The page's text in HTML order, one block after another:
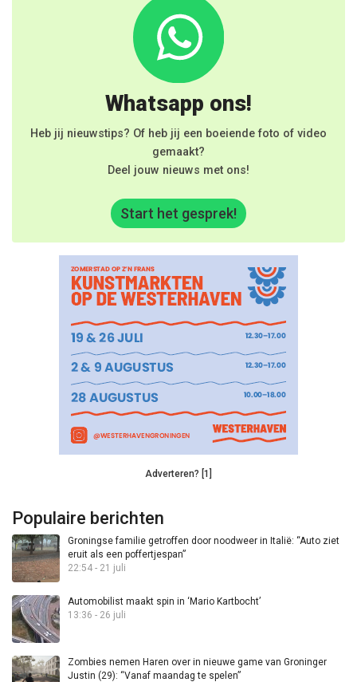
Whatsapp ons!
Heb jij nieuwstips? Of heb jij een boeiende foto of video
gemaakt?
Deel jouw nieuws met ons!
Start het gesprek!
Adverteren? [1]
Populaire berichten
Groningse familie getroffen door noodweer in Italië: “Auto ziet
eruit als een poffertjespan”
22:54 - 21 juli
Automobilist maakt spin in ‘Mario Kartbocht’
13:36 - 26 juli
Zombies nemen Haren over in nieuwe game van Groninger
Justin (29): “Vanaf maandag te spelen”